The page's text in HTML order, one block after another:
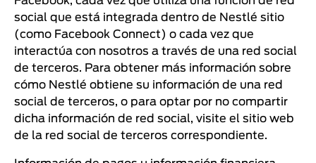
social que está integrada dentro de Nestlé sitio
(como Facebook Connect) o cada vez que
interactúa con nosotros a través de una red social
de terceros. Para obtener más información sobre
cómo Nestlé obtiene su información de una red
social de terceros, o para optar por no compartir
dicha información de red social, visite el sitio web
de la red social de terceros correspondiente.